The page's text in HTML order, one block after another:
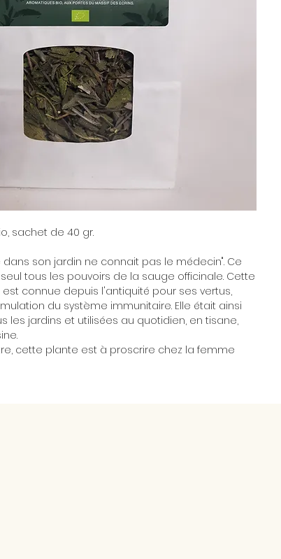
sachet de 40 gr.
son jardin ne connait pas le médecin". Ce
tous les pouvoirs de la sauge officinale. Cette
connue depuis l'antiquité pour ses vertus,
du système immunitaire. Elle était ainsi
les jardins et utilisées au quotidien, en tisane,
cette plante est à proscrire chez la femme